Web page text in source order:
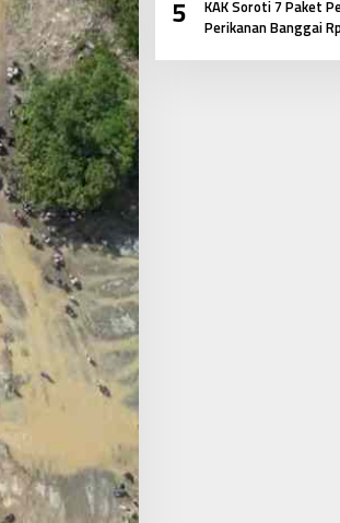
5
KAK Soroti 7 Paket
Perikanan Banggai